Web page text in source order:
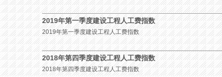
2019年第一季度建设工程人工费指数
2019年第一季度建设工程人工费指数
2018年第四季度建设工程人工费指数
2018年第四季度建设工程人工费指数